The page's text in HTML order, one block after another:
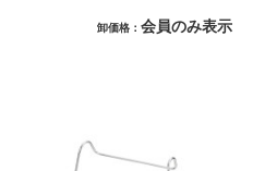
卸価格 会員のみ表示